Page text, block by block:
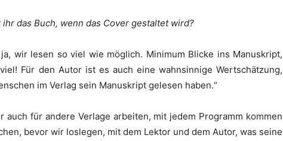
das Buch, wenn das Cover gestaltet wird?
wir lesen so viel wie möglich. Minimum Blicke ins Manuskript,
Für den Autor ist es auch eine wahnsinnige Wertschätzung,
im Verlag sein Manuskript gelesen haben.“
auch für andere Verlage arbeiten, mit jedem Programm kommen
bevor wir loslegen, mit dem Lektor und dem Autor, was seine